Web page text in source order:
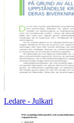
Ledare - Julkari